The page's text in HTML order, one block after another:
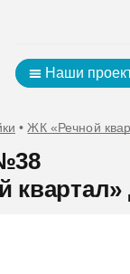
Наши
• ЖК «Речной